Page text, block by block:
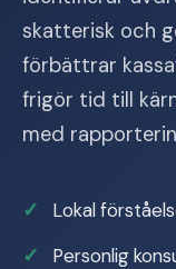
skatterisk och
förbättrar
frigör tid till
med
Lokal
Personlig